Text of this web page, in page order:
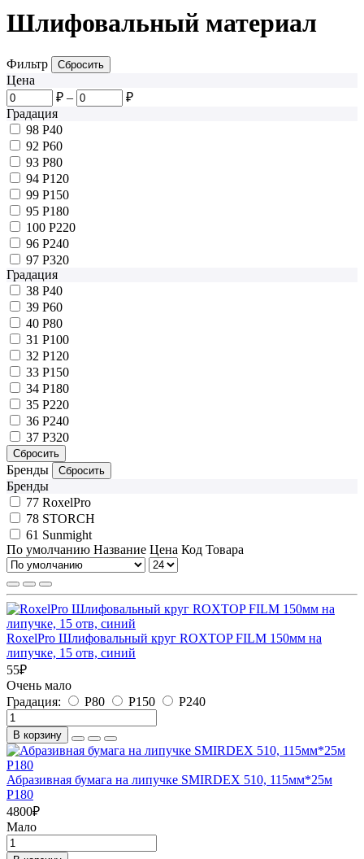
Шлифовальный материал
Фильтр
Цена
₽ –
₽
Градация
98 P40
92 P60
93 P80
94 P120
99 P150
95 P180
100 P220
96 P240
97 P320
Градация
38 P40
39 P60
40 P80
31 P100
32 P120
33 P150
34 P180
35 P220
36 P240
37 P320
Бренды
Бренды
77 RoxelPro
78 STORCH
61 Sunmight
По умолчанию Название Цена Код Товара
RoxelPro Шлифовальный круг ROXTOP FILM 150мм на
липучке, 15 отв, синий
55₽
Очень мало
Градация:
P80 P150 P240
В корзину
Абразивная бумага на липучке SMIRDEX 510, 115мм*25м
P180
4800₽
Мало